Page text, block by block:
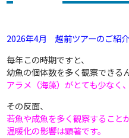
2026年4月 越前ツアーのご紹介
毎年この時期ですと、
幼魚の個体数を多く観察できる
アラメ（海藻）がとても少なく
その反面、
若魚や成魚を多く観察すること
温暖化の影響は顕著です。